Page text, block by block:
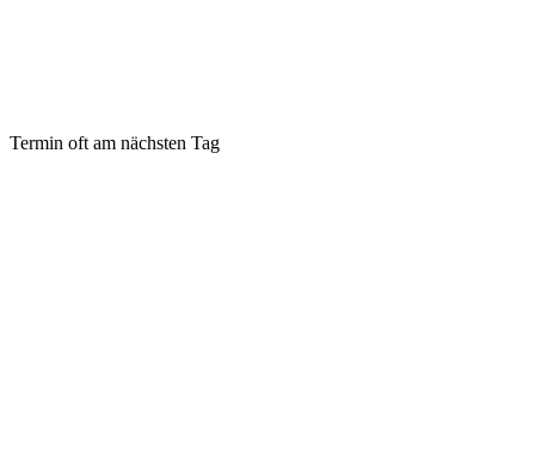
Termin oft am nächsten Tag